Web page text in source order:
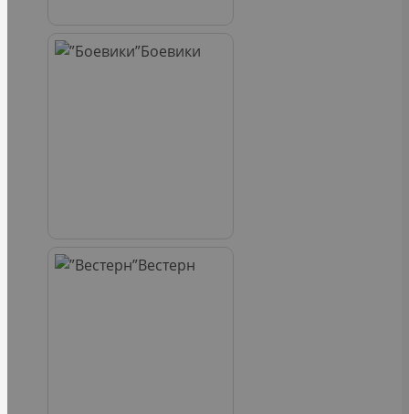
Боевики
Вестерн